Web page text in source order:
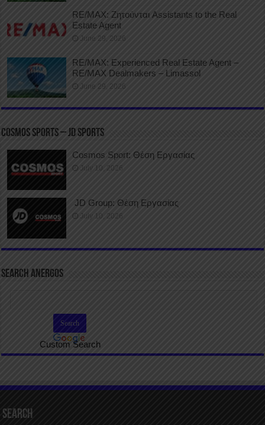
RE/MAX: Ζητούνται Assistants to the Real
Estate Agent
June 29, 2026
RE/MAX: Experienced Real Estate Agent –
RE/MAX Dealmakers – Limassol
June 29, 2026
COSMOS SPORTS – JD SPORTS
Cosmos Sport: Θέση Εργασίας
July 10, 2026
JD Group: Θέση Εργασίας
July 10, 2026
SEARCH ANERGOS
Custom Search
Search